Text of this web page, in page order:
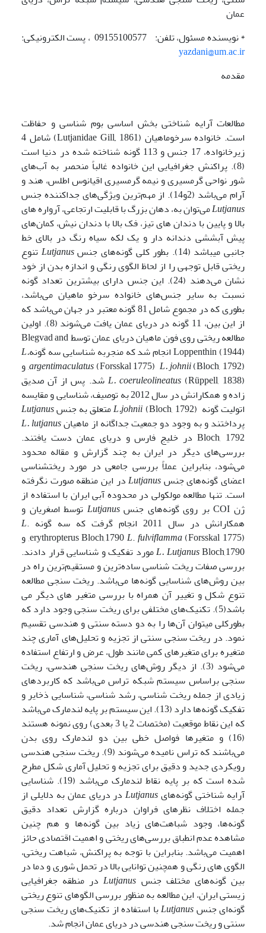
عمان
* نویسنده مسئول، تلفن: 09155100577 ، پست الکترونیکی:
yazdani@um.ac.ir
مقدمه
مطالعات آرایه شناختی بخش اساسی بوم شناسی و حفاظت
است. خانواده سرخوماهیان (Lutjanidae Gill
,
1861)­ شامل 4
زیرخانواده، 17 جنس و 113 گونه شناخته شده در دنیا است
(8). پراکنش جغرافیایی این خانواده غالباً منحصر به آب‌های
شور نواحی گرمسیری و نیمه گرمسیری اقیانوس اطلس، هند و
آرام می‌باشد (2و14). از مهم‌ترین ویژگی‌های جداکننده جنس
Lutjanusمی‌توان به­، دهان بزرگ با قابلیت ارتجاعی، آرواره های
بالا و پایین با دندان های تیز، فک بالا با دندان نیش، کمان‌های
پیش آبششی دندانه دار و یک لکه سیاه رنگ در بالای خط
جانبی می­باشد (14). بطور کلی گونه‌های جنس
Lutjanus تنوع
ریختی قابل توجهی را از لحاظ الگوی رنگی و اندازه بدن از خود
نشان می‌دهند (24). این جنس دارای بیشترین تعداد گونه
نسبت به سایر جنس‌های خانواده سرخو­ ماهیان می‌باشد،
بطوری که در مجموع شامل 81 گونه معتبر در جهان می‌باشد که
از این بین، 11 گونه در دریای عمان یافت می‌شوند (8). اولین
مطالعه ریختی روی فون ماهیان دریای عمان توسط Blegvad and
Loppenthin (1944) انجام شد که منجربه شناسایی سه گونه
L.
argentimaculatus(Forsskal 1775) L. johnii(Bloch, 1792), و
L. coeruleolineatus
(Rüppell, 1838) شد. پس از آن صدیق
زاده و همکارانش در سال 2012 به توصیف، شناسایی و مقایسه
اتولیت گونه
L.johnii (Bloch, 1792) متعلق به جنس
Lutjanus
پرداختند و به وجود دو جمعیت جداگانه از ماهیان
L.lutjanus
Bloch, 1792 در خلیج فارس و دریای عمان دست یافتند.
بررسی‌های دیگر در ایران به چند گزارش و مقاله محدود
می‌شود، بنابراین عملاً بررسی جامعی در مورد ریخت­شناسی
اعضای گونه‌های جنسLutjanusدر این منطقه صورت نگرفته
است. تنها مطالعه مولکولی در محدوده آبی ایران با استفاده از
ژن COI بر روی گونه‌های جنس
Lutjanus توسط اصغریان و
همکارانش در سال 2011 انجام گرفت که سه گونه
L.
erythropterus Bloch,1790L.fulviflamma(Forsskal 1775), و
L. LutjanusBloch,1790 مورد تفکیک و شناسایی قرار دادند.
بررسی صفات ریخت شناسی ساده­‌ترین و مستقیم‌ترین راه در
بین روش‌های شناسایی گونه‌ها می‌باشد. ریخت سنجی مطالعه
تنوع شکل و تغییر آن همراه با بررسی متغیر های دیگر می
باشد(5). تکنیک‌های مختلفی برای ریخت سنجی وجود دارد که
بطورکلی می­توان آن‌ها را به دو دسته سنتی و هندسی تقسیم
نمود. در ریخت سنجی سنتی از تجزیه و تحلیل‌های آماری چند
متغیره برای متغیرهای کمی مانند طول، عرض و ارتفاع استفاده
می‌شود (3). از دیگر روش‌های ریخت سنجی هندسی، ریخت
سنجی براساس سیستم شبکه تراس می‌باشد که کاربردهای
زیادی از جمله ریخت شناسی، رشد شناسی، شناسایی ذخایر و
تفکیک گونه‌ها دارد (13). این سیستم بر پایه لندمارک می‌باشد
که این نقاط موقعیت (مختصات 2 یا 3 بعدی) روی نمونه هستند
(16) و متغیرها فواصل خطی بین دو لندمارک روی بدن
می‌باشند که تراس نامیده می‌شوند (9). ریخت سنجی هندسی
رویکردی جدید و دقیق برای تجزیه و تحلیل آماری شکل مطرح
شده است که بر پایه نقاط لندمارک می‌باشد (19). شناسایی
آرایه شناختی گونه‌هایLutjanusدر دریای عمان به دلایلی از
جمله اختلاف نظرهای فراوان درباره گزارش تعداد دقیق
گونه‌ها، وجود شباهت‌های زیاد بین گونه‌ها و هم چنین
مشاهده عدم انطباق بررسی‌های ریختی و اهمیت اقتصادی حائز
اهمیت می‌باشد. بنابراین با توجه به پراکنش، شباهت ریختی،
الگوی های رنگی و همچنین توانایی بالا در تحمل شوری و دما در
بین گونه‌های مختلف جنس Lutjanusدر منطقه جغرافیایی
زیستی ایران، این مطالعه به منظور بررسی الگوهای تنوع ریختی
گونه‌ای جنسLutjanusبا استفاده از تکنیک‌های ریخت سنجی
سنتی و ریخت سنجی هندسی در دریای عمان انجام شد.